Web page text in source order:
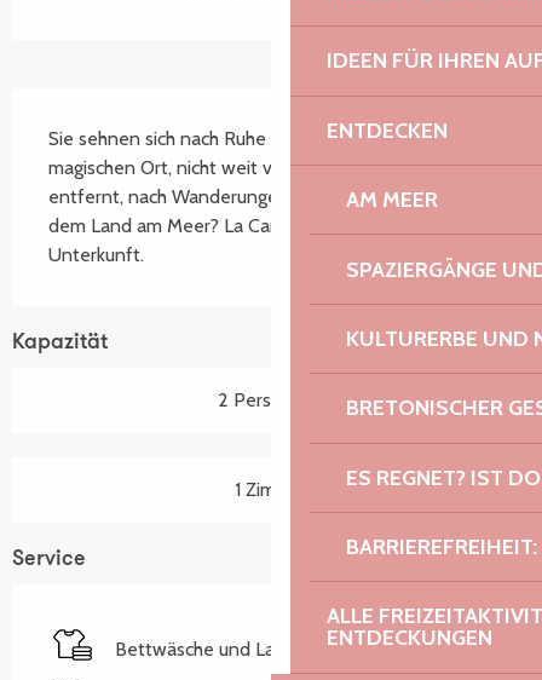
IDEEN FÜR IHREN
ENTDECKEN
AM MEER
SPAZIERGÄNGE
KULTURERBE UND
BRETONISCHER
ES REGNET? IST
ALLE
ENTDECKUNGEN
Sie sehnen sich nach Ruhe im Grünen, an einem
magischen Ort, nicht weit von der Rosa Granitküste
entfernt, nach Wanderungen, Spaziergängen auf
dem Land am Meer? La Canopée, unsere brandneue
Unterkunft.
Kapazität
2 Person(en)
1 Zimmer
Service
Bettwäsche und Laken